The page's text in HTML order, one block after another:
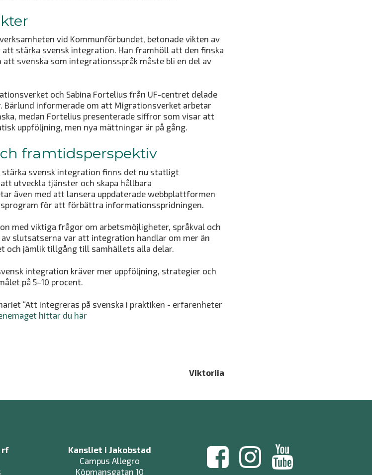
vid Kommunförbundet, betonade vikten av
stärka svensk integration. Han framhöll att den finska
svenska som integrationsspråk måste bli en del av
och Sabina Fortelius från UF-centret delade
Bärlund informerade om att Migrationsverket arbetar
medan Fortelius presenterade siffror som visar att
uppföljning, men nya mättningar är på gång.
framtidsperspektiv
svensk integration finns det nu statligt
utveckla tjänster och skapa hållbara
även med att lansera uppdaterade webbplattformen
för att förbättra informationsspridningen.
med viktiga frågor om arbetsmöjligheter, språkval och
slutsatserna var att integration handlar om mer än
och jämlik tillgång till samhällets alla delar.
integration kräver mer uppföljning, strategier och
på 5–10 procent.
“Att integreras på svenska i praktiken - erfarenheter
hittar du här
Viktoriia
rf
Kansliet i Jakobstad
Campus Allegro
Köpmansgatan 10